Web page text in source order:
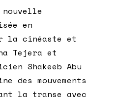
en
la cinéaste et
Tejera et
Shakeeb Abu
des mouvements
la transe avec